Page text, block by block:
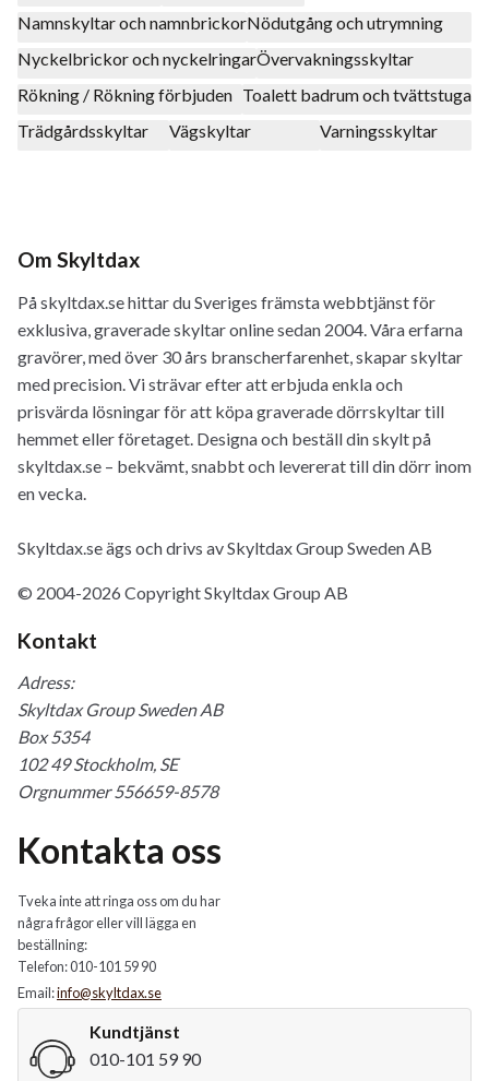
Namnskyltar och namnbrickorNödutgång och utrymning
Nyckelbrickor och nyckelringarÖvervakningsskyltar
Rökning / Rökning förbjuden Toalett badrum och tvättstuga
Trädgårdsskyltar
Vägskyltar Varningsskyltar
Om Skyltdax
På skyltdax.se hittar du Sveriges främsta webbtjänst för
exklusiva, graverade skyltar online sedan 2004. Våra erfarna
gravörer, med över 30 års branscherfarenhet, skapar skyltar
med precision. Vi strävar efter att erbjuda enkla och
prisvärda lösningar för att köpa graverade dörrskyltar till
hemmet eller företaget. Designa och beställ din skylt på
skyltdax.se – bekvämt, snabbt och levererat till din dörr inom
en vecka.
Skyltdax.se ägs och drivs av Skyltdax Group Sweden AB
© 2004-2026 Copyright Skyltdax Group AB
Kontakt
Adress:
Skyltdax Group Sweden AB
Box 5354
102 49 Stockholm, SE
Orgnummer 556659-8578
Kontakta oss
Tveka inte att ringa oss om du har
några frågor eller vill lägga en
beställning:
Telefon: 010-101 59 90
Email:info@skyltdax.se
Kundtjänst
010-101 59 90